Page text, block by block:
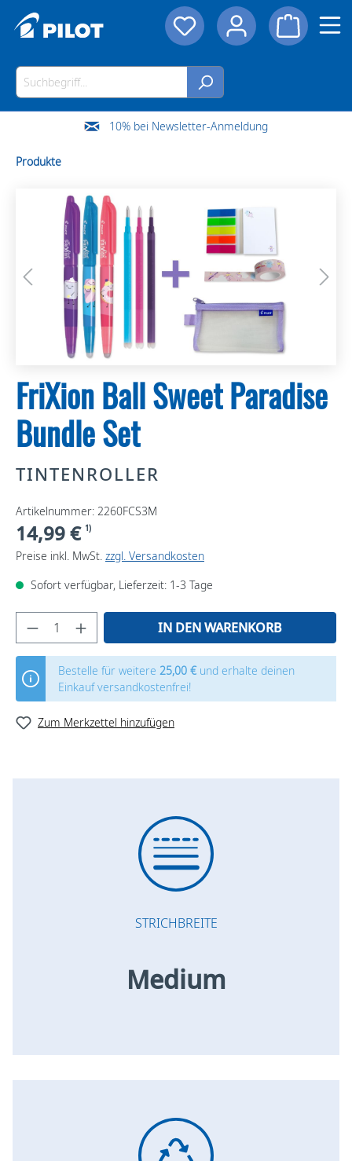
10% bei Newsletter-Anmeldung
Produkte
FriXion Ball Sweet Paradise
Bundle Set
TINTENROLLER
Artikelnummer: 2260FCS3M
14,99 € 1)
Preise inkl. MwSt. zzgl. Versandkosten
Sofort verfügbar, Lieferzeit: 1-3 Tage
IN DEN WARENKORB
Bestelle für weitere 25,00 €und erhalte deinen
Einkauf versandkostenfrei!
Zum Merkzettel hinzufügen
STRICHBREITE
Medium